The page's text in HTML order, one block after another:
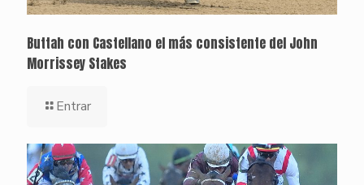
Buttah con Castellano el más consistente del John
Morrissey Stakes
Entrar